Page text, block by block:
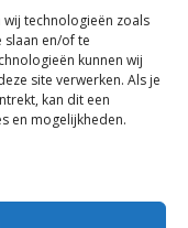
technologieën zoals
en/of te
kunnen wij
site verwerken. Als je
kan dit een
en mogelijkheden.
Roots &
Music – All